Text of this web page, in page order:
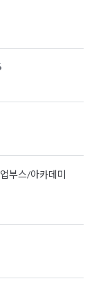
부스/아카데미